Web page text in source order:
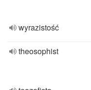
wyrazistość
theosophist